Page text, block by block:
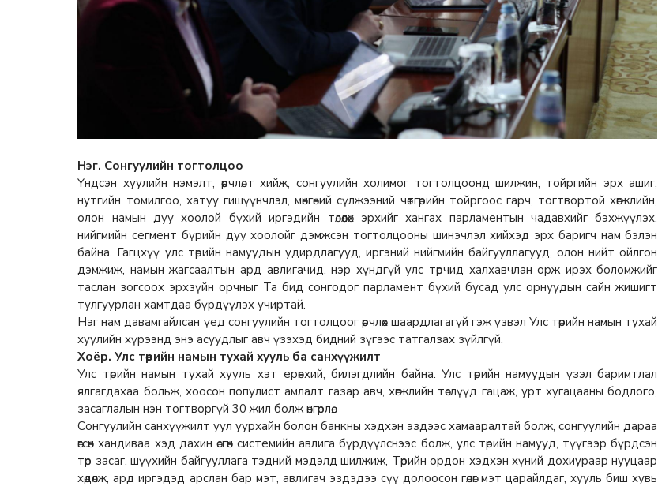
Нэг. Сонгуулийн тогтолцоо
Үндсэн хуулийн нэмэлт, өөрчлөлт хийж, сонгуулийн холимог тогтолцоонд шилжин, тойргийн эрх ашиг,
нутгийн томилгоо, хатуу гишүүнчлэл, мөнгөний сүлжээний чөтгөрийн тойргоос гарч, тогтвортой хөгжлийн,
олон намын дуу хоолой бүхий иргэдийн төлөөлөх эрхийг хангах парламентын чадавхийг бэхжүүлэх,
нийгмийн сегмент бүрийн дуу хоолойг дэмжсэн тогтолцооны шинэчлэл хийхэд эрх баригч нам бэлэн
байна. Гагцхүү улс төрийн намуудын удирдлагууд, иргэний нийгмийн байгууллагууд, олон нийт ойлгон
дэмжиж, намын жагсаалтын ард авлигачид, нэр хүндгүй улс төрчид халхавчлан орж ирэх боломжийг
таслан зогсоох эрхзүйн орчныг Та бид сонгодог парламент бүхий бусад улс орнуудын сайн жишигт
тулгуурлан хамтдаа бүрдүүлэх учиртай.
Нэг нам давамгайлсан үед сонгуулийн тогтолцоог өөрчлөх шаардлагагүй гэж үзвэл Улс төрийн намын тухай
хуулийн хүрээнд энэ асуудлыг авч үзэхэд бидний зүгээс татгалзах зүйлгүй.
Хоёр. Улс төрийн намын тухай хууль ба санхүүжилт
Улс төрийн намын тухай хууль хэт ерөнхий, билэгдлийн байна. Улс төрийн намуудын үзэл баримтлал
ялгагдахаа больж, хоосон популист амлалт газар авч, хөгжлийн төслүүд гацаж, урт хугацааны бодлого,
засаглалын нэн тогтворгүй 30 жил болж өнгөрлөө.
Сонгуулийн санхүүжилт уул уурхайн болон банкны хэдхэн эздээс хамааралтай болж, сонгуулийн дараа
өгсөн хандиваа хэд дахин өсгөн системийн авлига бүрдүүлснээс болж, улс төрийн намууд, түүгээр бүрдсэн
төр засаг, шүүхийн байгууллага тэдний мэдэлд шилжиж, Төрийн ордон хэдхэн хүний дохиураар нууцаар
хөдөлж, ард иргэдэд арслан бар мэт, авлигач эздэдээ сүү долоосон гөлөг мэт царайлдаг, хууль биш хувь